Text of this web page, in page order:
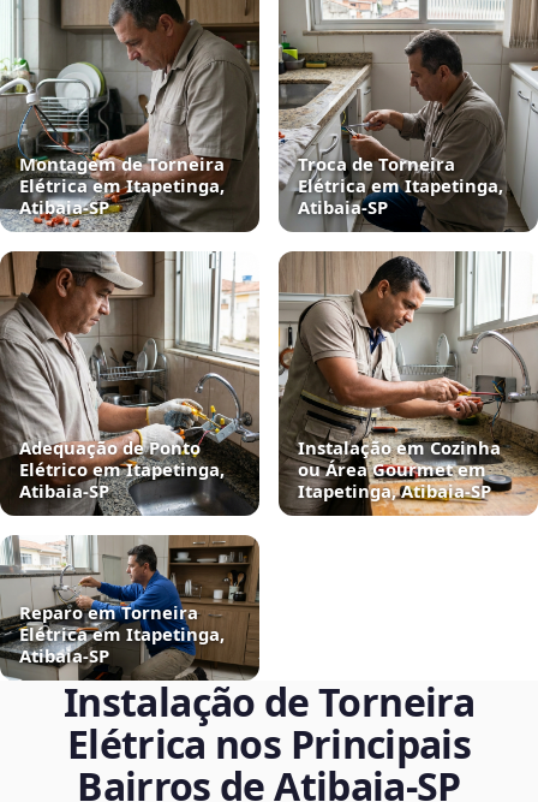
Montagem de Torneira
Elétrica em Itapetinga,
Atibaia‑SP
Troca de Torneira
Elétrica em Itapetinga,
Atibaia‑SP
Adequação de Ponto
Elétrico em Itapetinga,
Atibaia‑SP
Instalação em Cozinha
ou Área Gourmet em
Itapetinga, Atibaia‑SP
Reparo em Torneira
Elétrica em Itapetinga,
Atibaia‑SP
Instalação de Torneira
Elétrica nos Principais
Bairros de Atibaia‑SP